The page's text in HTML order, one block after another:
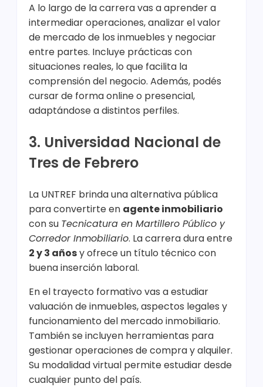
A lo largo de la carrera vas a aprender a
intermediar operaciones, analizar el valor
de mercado de los inmuebles y negociar
entre partes. Incluye prácticas con
situaciones reales, lo que facilita la
comprensión del negocio. Además, podés
cursar de forma online o presencial,
adaptándose a distintos perfiles.
3. Universidad Nacional de
Tres de Febrero
La UNTREF brinda una alternativa pública
para convertirte en agente inmobiliario
con su Tecnicatura en Martillero Público y
Corredor Inmobiliario. La carrera dura entre
2 y 3 añosy ofrece un título técnico con
buena inserción laboral.
En el trayecto formativo vas a estudiar
valuación de inmuebles, aspectos legales y
funcionamiento del mercado inmobiliario.
También se incluyen herramientas para
gestionar operaciones de compra y alquiler.
Su modalidad virtual permite estudiar desde
cualquier punto del país.